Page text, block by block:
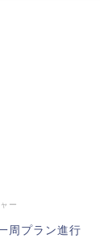
ー
周プラン進行